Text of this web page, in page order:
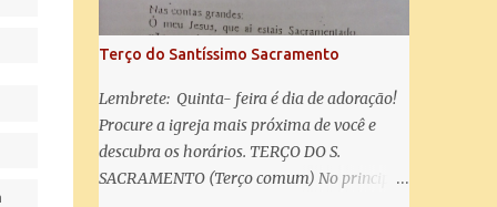
Advogada nossa, estes vossos olhos
misericordiosos a nós volvei, e depois deste
desterro, mostrai-nos Jesus. Bendito é o
fruto do vosso ventre, ó clemente, ó piedosa,
ó doce e sempre Virgem Maria. Rogai por
nós Santa Mãe de Deus. Para que sejamos
dignos das promessas de Cristo. Amém.
Terço do Santíssimo Sacramento
Lembrete: Quinta- feira é dia de adoração!
Procure a igreja mais próxima de você e
descubra os horários. TERÇO DO S.
SACRAMENTO (Terço comum) No principio: